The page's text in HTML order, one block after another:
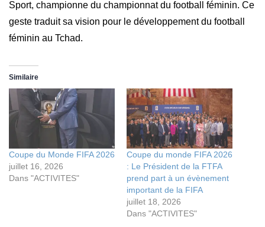
Sport, championne du championnat du football féminin. Ce
geste traduit sa vision pour le développement du football
féminin au Tchad.
Similaire
Coupe du Monde FIFA 2026
juillet 16, 2026
Dans "ACTIVITES"
Coupe du monde FIFA 2026
: Le Président de la FTFA
prend part à un évènement
important de la FIFA
juillet 18, 2026
Dans "ACTIVITES"